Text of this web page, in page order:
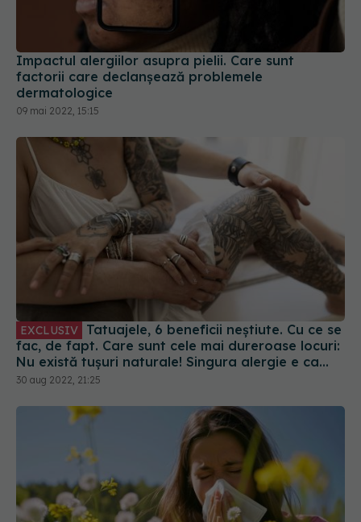
Impactul alergiilor asupra pielii. Care sunt
factorii care declanșează problemele
dermatologice
09 mai 2022, 15:15
EXCLUSIV
fac, de fapt. Care sunt cele mai dureroase locuri:
Nu există tușuri naturale! Singura alergie e ca
tușul să fie ejectat din piele
30 aug 2022, 21:25